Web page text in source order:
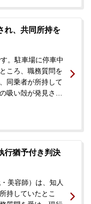
相談されました。
、前科がつくこと
避したいとのご希
れ、共同所持を
。駐車場に停車中
ころ、職務質問を
同乗者が所持して
吸い殻が発見さ
共に大麻取締法違
ものではないと所
逮捕後、国選弁護
士が選任され、弁
なりました。
行猶予付き判決
美容師）は、知人
持していたとこ